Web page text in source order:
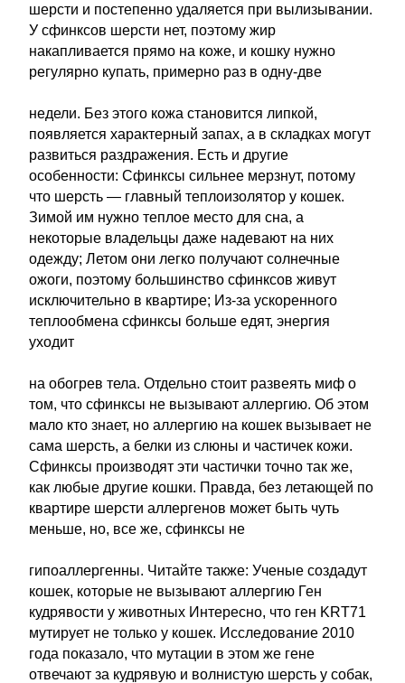
шерсти и постепенно удаляется при вылизывании.
У сфинксов шерсти нет, поэтому жир
накапливается прямо на коже, и кошку нужно
регулярно купать, примерно раз в одну-две
недели. Без этого кожа становится липкой,
появляется характерный запах, а в складках могут
развиться раздражения. Есть и другие
особенности: Сфинксы сильнее мерзнут, потому
что шерсть — главный теплоизолятор у кошек.
Зимой им нужно теплое место для сна, а
некоторые владельцы даже надевают на них
одежду; Летом они легко получают солнечные
ожоги, поэтому большинство сфинксов живут
исключительно в квартире; Из-за ускоренного
теплообмена сфинксы больше едят, энергия
уходит
на обогрев тела. Отдельно стоит развеять миф о
том, что сфинксы не вызывают аллергию. Об этом
мало кто знает, но аллергию на кошек вызывает не
сама шерсть, а белки из слюны и частичек кожи.
Сфинксы производят эти частички точно так же,
как любые другие кошки. Правда, без летающей по
квартире шерсти аллергенов может быть чуть
меньше, но, все же, сфинксы не
гипоаллергенны. Читайте также: Ученые создадут
кошек, которые не вызывают аллергию Ген
кудрявости у животных Интересно, что ген KRT71
мутирует не только у кошек. Исследование 2010
года показало, что мутации в этом же гене
отвечают за кудрявую и волнистую шерсть у собак,